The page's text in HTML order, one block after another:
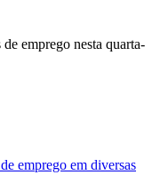
emprego nesta quarta-